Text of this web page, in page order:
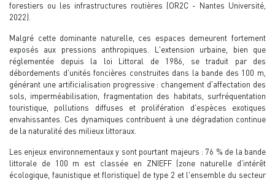
forestiers ou les infrastructures routières (OR2C - Nantes Université,
2022).
Malgré cette dominante naturelle, ces espaces demeurent fortement
exposés aux pressions anthropiques. L'extension urbaine, bien que
réglementée depuis la loi Littoral de 1986, se traduit par des
débordements d'unités foncières construites dans la bande des 100 m,
générant une artificialisation progressive : changement d'affectation des
sols, imperméabilisation, fragmentation des habitats, surfréquentation
touristique, pollutions diffuses et prolifération d'espèces exotiques
envahissantes. Ces dynamiques contribuent à une dégradation continue
de la naturalité des milieux littoraux.
Les enjeux environnementaux y sont pourtant majeurs : 76 % de la bande
littorale de 100 m est classée en ZNIEFF (zone naturelle d'intérêt
écologique, faunistique et floristique) de type 2 et l'ensemble du secteur